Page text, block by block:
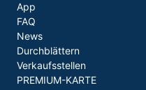
App
FAQ
News
Durchblättern
Verkaufsstellen
PREMIUM-KARTE